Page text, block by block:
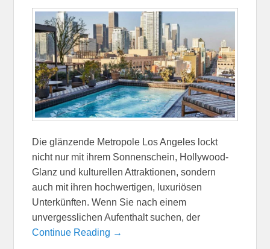
Die glänzende Metropole Los Angeles lockt
nicht nur mit ihrem Sonnenschein, Hollywood-
Glanz und kulturellen Attraktionen, sondern
auch mit ihren hochwertigen, luxuriösen
Unterkünften. Wenn Sie nach einem
unvergesslichen Aufenthalt suchen, der
Continue Reading →